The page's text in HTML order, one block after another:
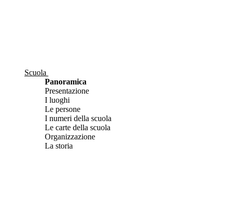
Scuola
Panoramica
Presentazione
I luoghi
Le persone
I numeri della scuola
Le carte della scuola
Organizzazione
La storia